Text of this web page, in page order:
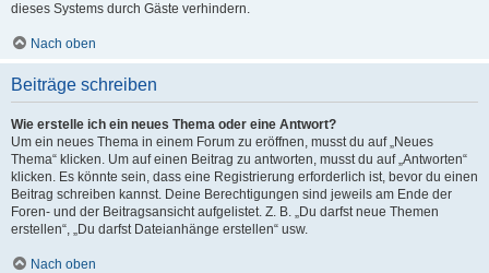
dieses Systems durch Gäste verhindern.
Nach oben
Beiträge schreiben
Wie erstelle ich ein neues Thema oder eine Antwort?
Um ein neues Thema in einem Forum zu eröffnen, musst du auf „Neues
Thema“ klicken. Um auf einen Beitrag zu antworten, musst du auf „Antworten“
klicken. Es könnte sein, dass eine Registrierung erforderlich ist, bevor du einen
Beitrag schreiben kannst. Deine Berechtigungen sind jeweils am Ende der
Foren- und der Beitragsansicht aufgelistet. Z. B. „Du darfst neue Themen
erstellen“, „Du darfst Dateianhänge erstellen“ usw.
Nach oben